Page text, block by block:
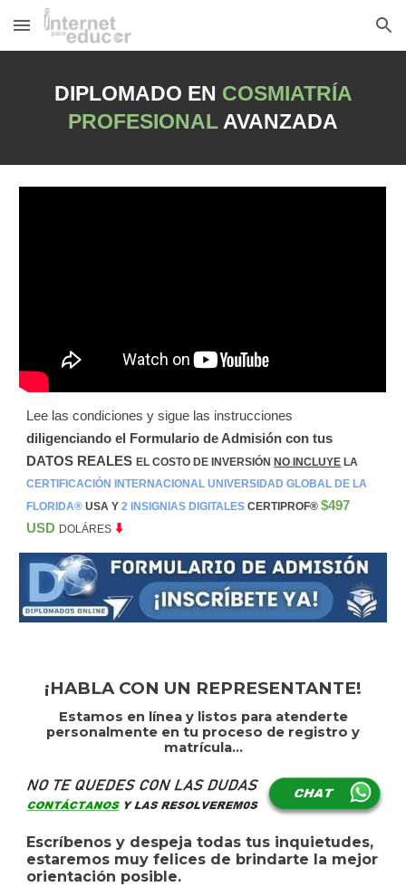
Skip to main content Skip to navigation
DIPLOMADO EN COSMIATRÍA
PROFESIONAL AVANZADA
Lee las condiciones y sigue las instrucciones
diligenciando el Formulario de Admisión con tus
DATOS REALESEL COSTO DE INVERSIÓN NO INCLUYE LA
CERTIFICACIÓN INTERNACIONAL UNIVERSIDAD GLOBAL DE LA
FLORIDA®️ USA Y2 INSIGNIAS DIGITALES CERTIPROF®️$497
USD DOLÁRES ⬇️
¡HABLA CON UN REPRESENTANTE!
Estamos en línea y listos para atenderte
personalmente en tu proceso de registro y
matrícula...
Escríbenos y despeja todas tus inquietudes,
estaremos muy felices de brindarte la mejor
orientación posible.